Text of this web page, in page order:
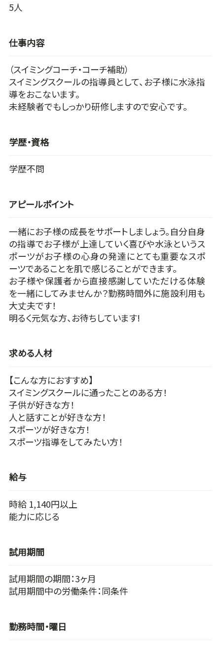
5人
仕事内容
（スイミングコーチ・コーチ補助）
スイミングスクールの指導員として、お子様に水泳指
導をおこないます。
未経験者でもしっかり研修しますので安心です。
学歴・資格
学歴不問
アピールポイント
一緒にお子様の成長をサポートしましょう。自分自身
の指導でお子様が上達していく喜びや水泳というス
ポーツがお子様の心身の発達にとても重要なスポ
ーツであることを肌で感じることができます。
お子様や保護者から直接感謝していただける体験
を一緒にしてみませんか？勤務時間外に施設利用も
大丈夫です！
明るく元気な方、お待ちしています!
求める人材
【こんな方におすすめ】
スイミングスクールに通ったことのある方！
子供が好きな方！
人と話すことが好きな方！
スポーツが好きな方！
スポーツ指導をしてみたい方！
給与
時給 1,140円以上
能力に応じる
試用期間
試用期間の期間：3ヶ月
試用期間中の労働条件：同条件
勤務時間・曜日